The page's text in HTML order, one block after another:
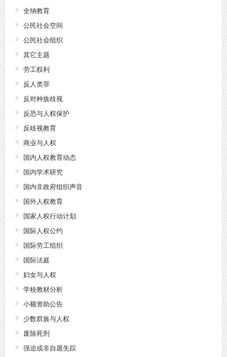
全纳教育
公民社会空间
公民社会组织
其它主题
劳工权利
反人类罪
反对种族歧视
反恐与人权保护
反歧视教育
商业与人权
国内人权教育动态
国内学术研究
国内非政府组织声音
国外人权教育
国家人权行动计划
国际人权公约
国际劳工组织
国际法庭
妇女与人权
学校教材分析
小额资助公告
少数群族与人权
废除死刑
强迫或非自愿失踪